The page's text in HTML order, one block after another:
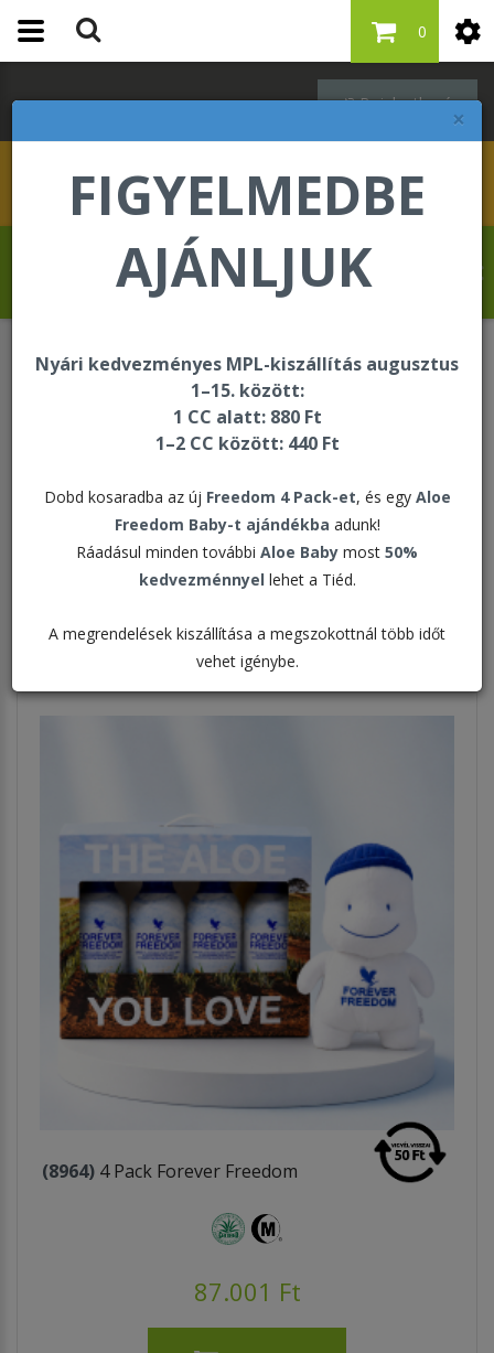
×
FIGYELMEDBE
AJÁNLJUK
Nyári kedvezményes MPL-kiszállítás augusztus
1–15. között:
1 CC alatt: 880 Ft
1–2 CC között: 440 Ft
Dobd kosaradba az új Freedom 4 Pack-et, és egy Aloe
Freedom Baby-t ajándékba adunk!
Ráadásul minden további Aloe Baby most 50%
kedvezménnyel lehet a Tiéd.
A megrendelések kiszállítása a megszokottnál több időt
vehet igénybe.
Bejelentkezés
0
Szabó Regina üdvözli Önt a Forever Living
internetes áruházában!
Pontértékes újdonságok
Pontértékes újdonságok
Rendezés:
(8964) 4 Pack Forever Freedom
87.001 Ft